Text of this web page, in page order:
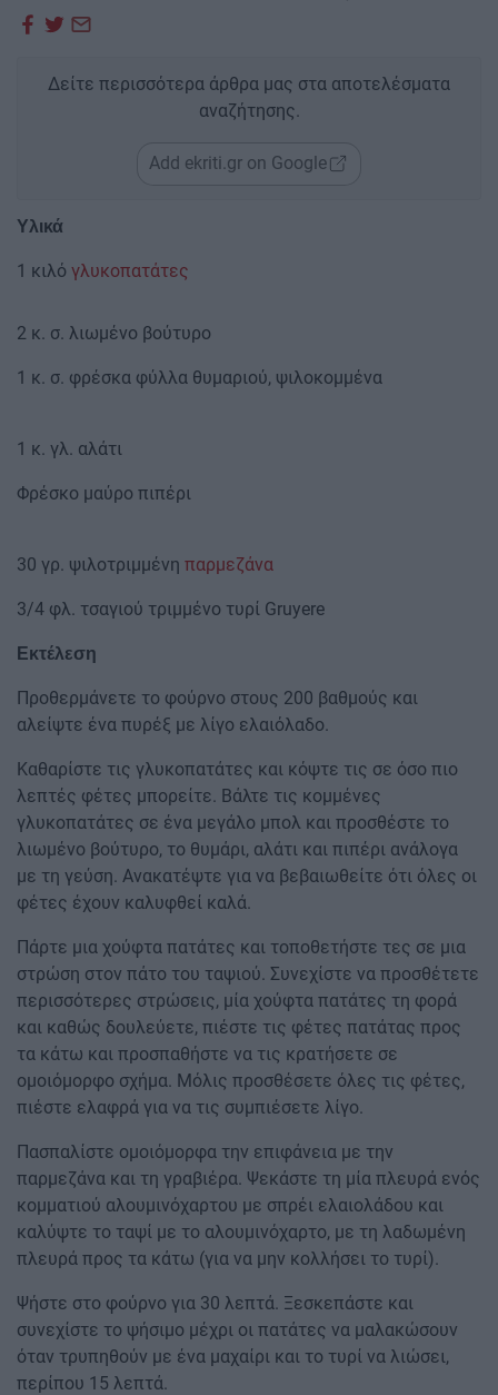
Δείτε περισσότερα άρθρα μας στα αποτελέσματα
αναζήτησης.
Add ekriti.gr on Google
Υλικά
1 κιλό γλυκοπατάτες
2 κ. σ. λιωμένο βούτυρο
1 κ. σ. φρέσκα φύλλα θυμαριού, ψιλοκομμένα
1 κ. γλ. αλάτι
Φρέσκο μαύρο πιπέρι
30 γρ. ψιλοτριμμένη παρμεζάνα
3/4 φλ. τσαγιού τριμμένο τυρί Gruyere
Εκτέλεση
Προθερμάνετε το φούρνο στους 200 βαθμούς και
αλείψτε ένα πυρέξ με λίγο ελαιόλαδο.
Καθαρίστε τις γλυκοπατάτες και κόψτε τις σε όσο πιο
λεπτές φέτες μπορείτε. Βάλτε τις κομμένες
γλυκοπατάτες σε ένα μεγάλο μπολ και προσθέστε το
λιωμένο βούτυρο, το θυμάρι, αλάτι και πιπέρι ανάλογα
με τη γεύση. Ανακατέψτε για να βεβαιωθείτε ότι όλες οι
φέτες έχουν καλυφθεί καλά.
Πάρτε μια χούφτα πατάτες και τοποθετήστε τες σε μια
στρώση στον πάτο του ταψιού. Συνεχίστε να προσθέτετε
περισσότερες στρώσεις, μία χούφτα πατάτες τη φορά
και καθώς δουλεύετε, πιέστε τις φέτες πατάτας προς
τα κάτω και προσπαθήστε να τις κρατήσετε σε
ομοιόμορφο σχήμα. Μόλις προσθέσετε όλες τις φέτες,
πιέστε ελαφρά για να τις συμπιέσετε λίγο.
Πασπαλίστε ομοιόμορφα την επιφάνεια με την
παρμεζάνα και τη γραβιέρα. Ψεκάστε τη μία πλευρά ενός
κομματιού αλουμινόχαρτου με σπρέι ελαιολάδου και
καλύψτε το ταψί με το αλουμινόχαρτο, με τη λαδωμένη
πλευρά προς τα κάτω (για να μην κολλήσει το τυρί).
Ψήστε στο φούρνο για 30 λεπτά. Ξεσκεπάστε και
συνεχίστε το ψήσιμο μέχρι οι πατάτες να μαλακώσουν
όταν τρυπηθούν με ένα μαχαίρι και το τυρί να λιώσει,
περίπου 15 λεπτά.